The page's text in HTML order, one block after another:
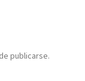
publicarse.